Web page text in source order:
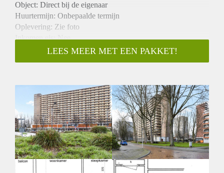
Object: Direct bij de eigenaar
Huurtermijn: Onbepaalde termijn
Oplevering: Zie foto
Inkomen eis: Nee
Garantiestelling mogelijk: Nee
Borg: 1 Maand
Huisdieren toegestaan: Afhankelijk van de Eigenaar
Huurtoeslag grens: Ja
Geschikt voor studenten: Afhankelijk van de Eigenaar
LEES MEER MET EEN PAKKET!